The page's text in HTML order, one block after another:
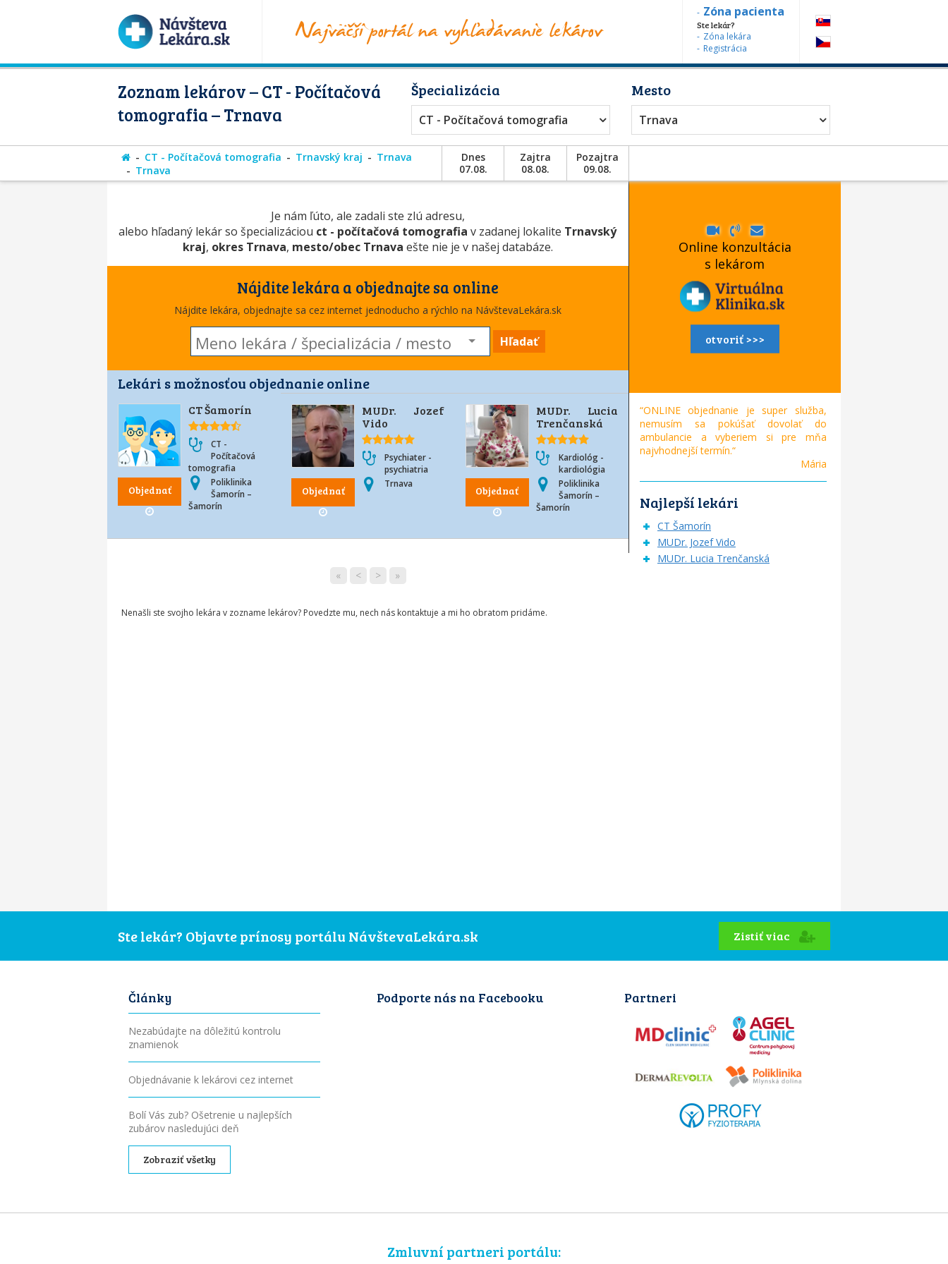
Zóna pacienta
Ste lekár?
Zóna lekára
Registrácia
Zoznam lekárov – CT - Počítačová
tomografia – Trnava
Špecializácia
CT - Počítačová tomografia
Mesto
Trnava
CT - Počítačová tomografia Trnavský kraj
Trnava
Trnava
Dnes
07.08.
Zajtra
08.08.
Pozajtra
09.08.
Je nám ľúto, ale zadali ste zlú adresu,
alebo hľadaný lekár so špecializáciou ct - počítačová tomografia v zadanej lokalite Trnavský
kraj, okres Trnava, mesto/obec Trnava ešte nie je v našej databáze.
Nájdite lekára a objednajte sa online
Nájdite lekára, objednajte sa cez internet jednoducho a rýchlo na NávštevaLekára.sk
Hľadať
Lekári s možnosťou objednanie online
Objednať
CT Šamorín
CT -
Počítačová
tomografia
Poliklinika
Šamorín –
Šamorín
Objednať
MUDr. Jozef
Vido
Psychiater -
psychiatria
Trnava
Objednať
MUDr. Lucia
Trenčanská
Kardiológ -
kardiológia
Poliklinika
Šamorín –
Šamorín
« < > »
Nenašli ste svojho lekára v zozname lekárov? Povedzte mu, nech nás kontaktuje a mi ho obratom pridáme.
Online konzultácia
s lekárom
otvoriť >>>
“ONLINE objednanie je super služba,
nemusím sa pokúšať dovolať do
ambulancie a vyberiem si pre mňa
najvhodnejší termín.“
Mária
Najlepší lekári
CT Šamorín
MUDr. Jozef Vido
MUDr. Lucia Trenčanská
Ste lekár? Objavte prínosy portálu NávštevaLekára.sk Zistiť viac
Články
Nezabúdajte na dôležitú kontrolu
znamienok
Objednávanie k lekárovi cez internet
Bolí Vás zub? Ošetrenie u najlepších
zubárov nasledujúci deň
Zobraziť všetky
Podporte nás na Facebooku Partneri
Zmluvní partneri portálu: